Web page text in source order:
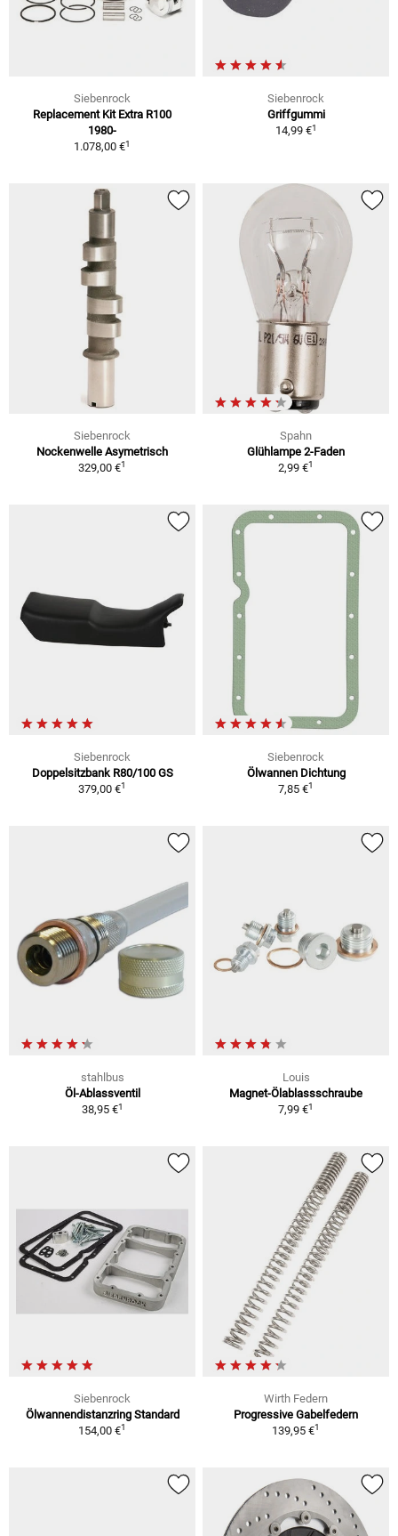
Siebenrock
Replacement Kit Extra R100
1980-
1.078,00 €1
Siebenrock
Griffgummi
14,99 €1
Siebenrock
Nockenwelle Asymetrisch
329,00 €1
Spahn
Glühlampe 2-Faden
2,99 €1
Siebenrock
Doppelsitzbank R80/100 GS
379,00 €1
Siebenrock
Ölwannen Dichtung
7,85 €1
stahlbus
Öl-Ablassventil
38,95 €1
Louis
Magnet-Ölablassschraube
7,99 €1
Siebenrock
Ölwannendistanzring Standard
154,00 €1
Wirth Federn
Progressive Gabelfedern
139,95 €1